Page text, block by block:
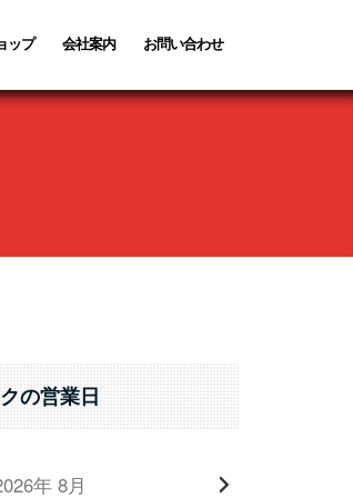
ップ 会社案内 お問い合わせ
の営業日
年 8月